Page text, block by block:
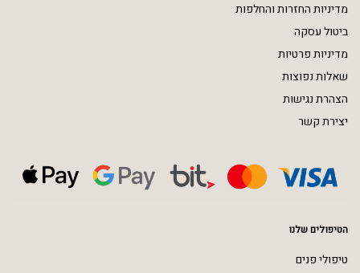
מדיניות החזרות והחלפות
ביטול עסקה
מדיניות פרטיות
שאלות נפוצות
הצהרת נגישות
יצירת קשר
הטיפולים שלנו
טיפולי פנים